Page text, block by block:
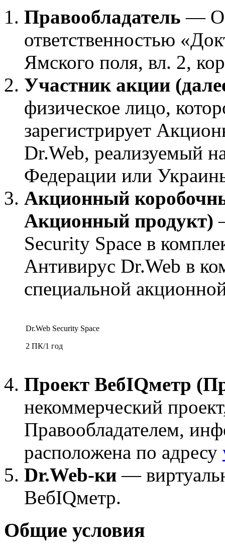
Правообладатель —
ответственностью
Ямского поля, вл. 2,
Участник акции
физическое лицо,
зарегистрирует
Dr.Web, реализуемый
Федерации или
Акционный
Акционный продукт)
Security Space в
Антивирус Dr.Web в
специальной
Dr.Web Security Space
2 ПК/1 год
Проект ВебIQметр
некоммерческий
Правообладателем,
расположена по адресу
Dr.Web-ки —
ВебIQметр.
Общие условия